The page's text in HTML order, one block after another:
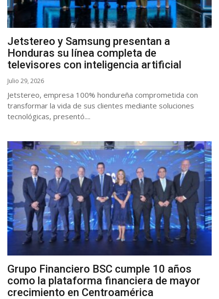
Jetstereo y Samsung presentan a
Honduras su línea completa de
televisores con inteligencia artificial
Julio 29, 2026
Jetstereo, empresa 100% hondureña comprometida con
transformar la vida de sus clientes mediante soluciones
tecnológicas, presentó....
Grupo Financiero BSC cumple 10 años
como la plataforma financiera de mayor
crecimiento en Centroamérica